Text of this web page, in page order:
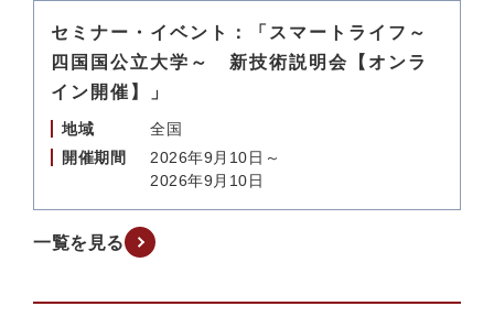
セミナー・イベント：「スマートライフ～
四国国公立大学～ 新技術説明会【オンラ
イン開催】」
地域
全国
開催期間
2026年9月10日～
2026年9月10日
一覧を見る